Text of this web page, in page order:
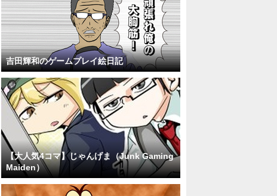
吉田輝和のゲームプレイ絵日記
【大人気4コマ】じゃんげま（Junk Gaming
Maiden）